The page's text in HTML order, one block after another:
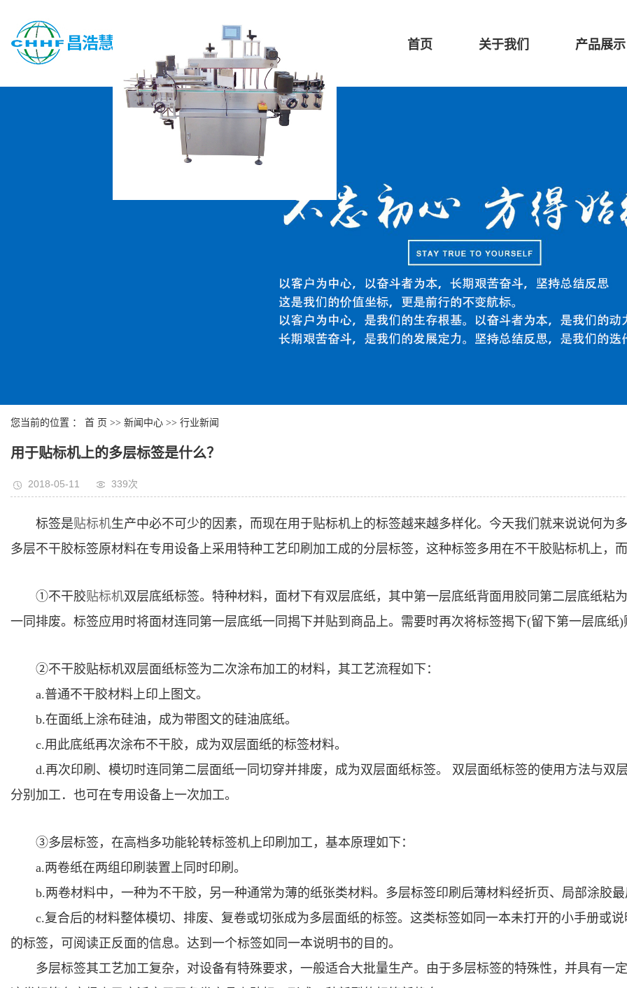
首页 关于我们 产品展示
您当前的位置 ： 首 页 >> 新闻中心 >> 行业新闻
用于贴标机上的多层标签是什么？
2018-05-11 339次
标签是贴标机生产中必不可少的因素，而现在用于贴标机上的标签越来越多样化。今天我们就来说说何为
多层不干胶标签原材料在专用设备上采用特种工艺印刷加工成的分层标签，这种标签多用在不干胶贴标机上，
①不干胶贴标机双层底纸标签。特种材料，面材下有双层底纸，其中第一层底纸背面用胶同第二层底纸粘
一同排废。标签应用时将面材连同第一层底纸一同揭下并贴到商品上。需要时再次将标签揭下(留下第一层底纸
②不干胶贴标机双层面纸标签为二次涂布加工的材料，其工艺流程如下：
a.普通不干胶材料上印上图文。
b.在面纸上涂布硅油，成为带图文的硅油底纸。
c.用此底纸再次涂布不干胶，成为双层面纸的标签材料。
d.再次印刷、模切时连同第二层面纸一同切穿并排废，成为双层面纸标签。 双层面纸标签的使用方法与双
分别加工．也可在专用设备上一次加工。
③多层标签，在高档多功能轮转标签机上印刷加工，基本原理如下：
a.两卷纸在两组印刷装置上同时印刷。
b.两卷材料中，一种为不干胶，另一种通常为薄的纸张类材料。多层标签印刷后薄材料经折页、局部涂胶
c.复合后的材料整体模切、排废、复卷或切张成为多层面纸的标签。这类标签如同一本未打开的小手册或
的标签，可阅读正反面的信息。达到一个标签如同一本说明书的目的。
多层标签其工艺加工复杂，对设备有特殊要求，一般适合大批量生产。由于多层标签的特殊性，并具有一